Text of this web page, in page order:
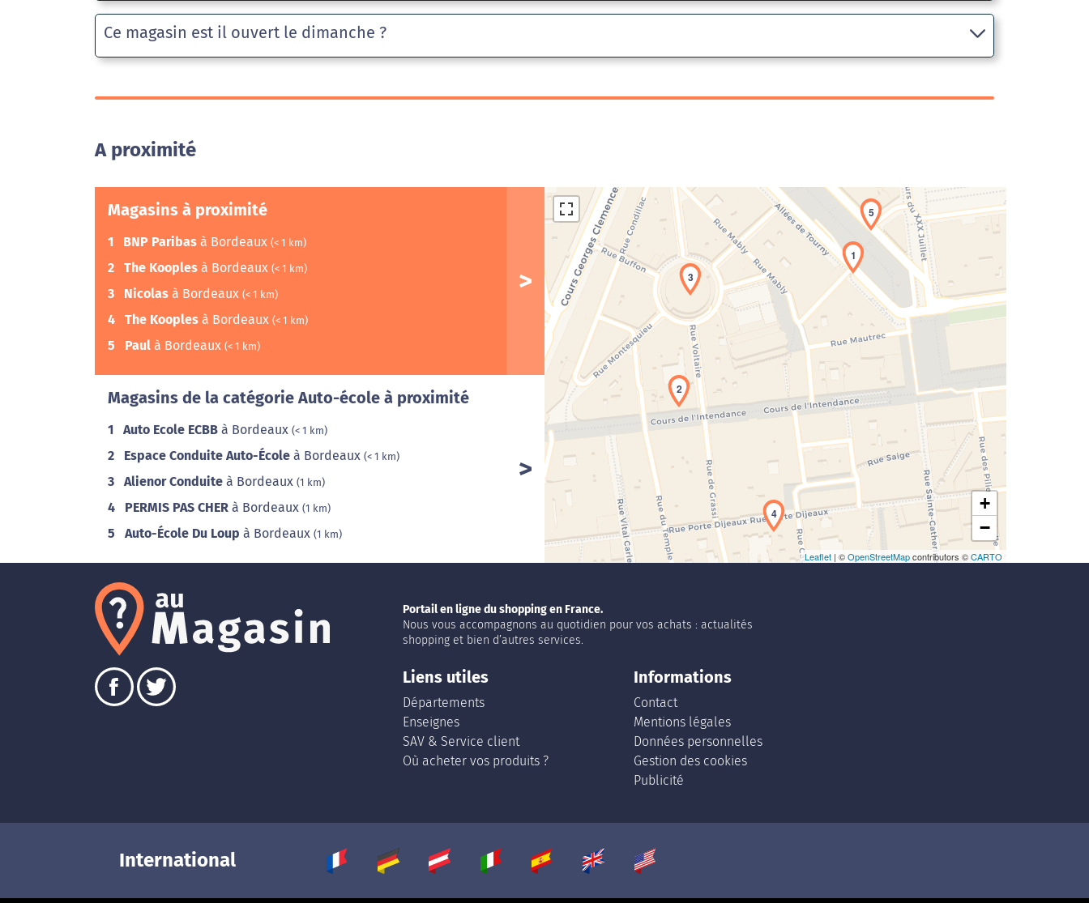
Ce magasin est il ouvert le dimanche ?
A proximité
Magasins à proximité
1 BNP Paribas à Bordeaux (< 1 km)
2 The Kooples à Bordeaux (< 1 km)
3 Nicolas à Bordeaux (< 1 km)
4 The Kooples à Bordeaux (< 1 km)
5 Paul à Bordeaux (< 1 km)
Magasins de la catégorie Auto-école à proximité
1 Auto Ecole ECBB à Bordeaux (< 1 km)
2 Espace Conduite Auto-École à Bordeaux (< 1 km)
3 Alienor Conduite à Bordeaux (1 km)
4 PERMIS PAS CHER à Bordeaux (1 km)
5 Auto-École Du Loup à Bordeaux (1 km)
Chargement de la carte en cours...
1
2
3
4
5
+
−
Leaflet | ©OpenStreetMapcontributors ©CARTO
Portail en ligne du shopping en France.
Nous vous accompagnons au quotidien pour vos achats : actualités
shopping et bien d’autres services.
Liens utiles
Départements
Enseignes
SAV & Service client
Où acheter vos produits ?
Informations
Contact
Mentions légales
Données personnelles
Gestion des cookies
Publicité
International